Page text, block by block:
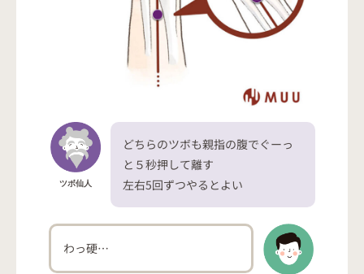
ツボ仙人
どちらのツボも親指の腹でぐーっ
と５秒押して離す
左右5回ずつやるとよい
わっ硬…